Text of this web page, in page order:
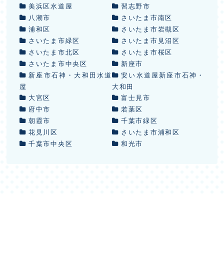
美浜区水道屋
習志野市
八潮市
さいたま市南区
浦和区
さいたま市岩槻区
さいたま市緑区
さいたま市見沼区
さいたま市北区
さいたま市桜区
さいたま市中央区
新座市
新座市石神・大和田水道
屋
安い水道屋新座市石神・
大和田
大宮区
富士見市
府中市
若葉区
朝霞市
千葉市緑区
花見川区
さいたま市浦和区
千葉市中央区
和光市